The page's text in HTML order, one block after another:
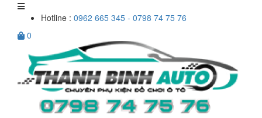
Hotline : 0962 665 345 - 0798 74 75 76
0